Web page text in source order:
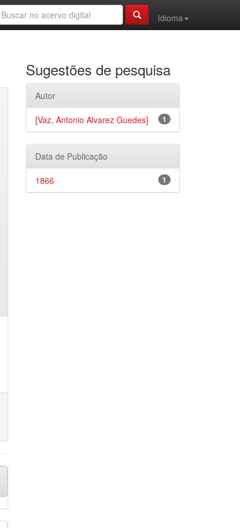
Idioma
Sugestões de pesquisa
Autor
1
[Vaz, Antonio Alvarez Guedes]
Data de Publicação
1
1866